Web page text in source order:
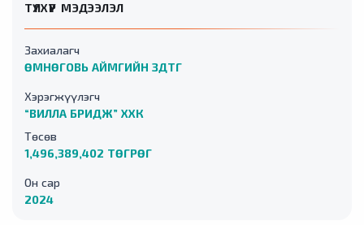
ТҮЛХҮҮР МЭДЭЭЛЭЛ
Захиалагч
ӨМНӨГОВЬ АЙМГИЙН ЗДТГ
Хэрэгжүүлэгч
“ВИЛЛА БРИДЖ” ХХК
Төсөв
1,496,389,402 ТӨГРӨГ
Он сар
2024